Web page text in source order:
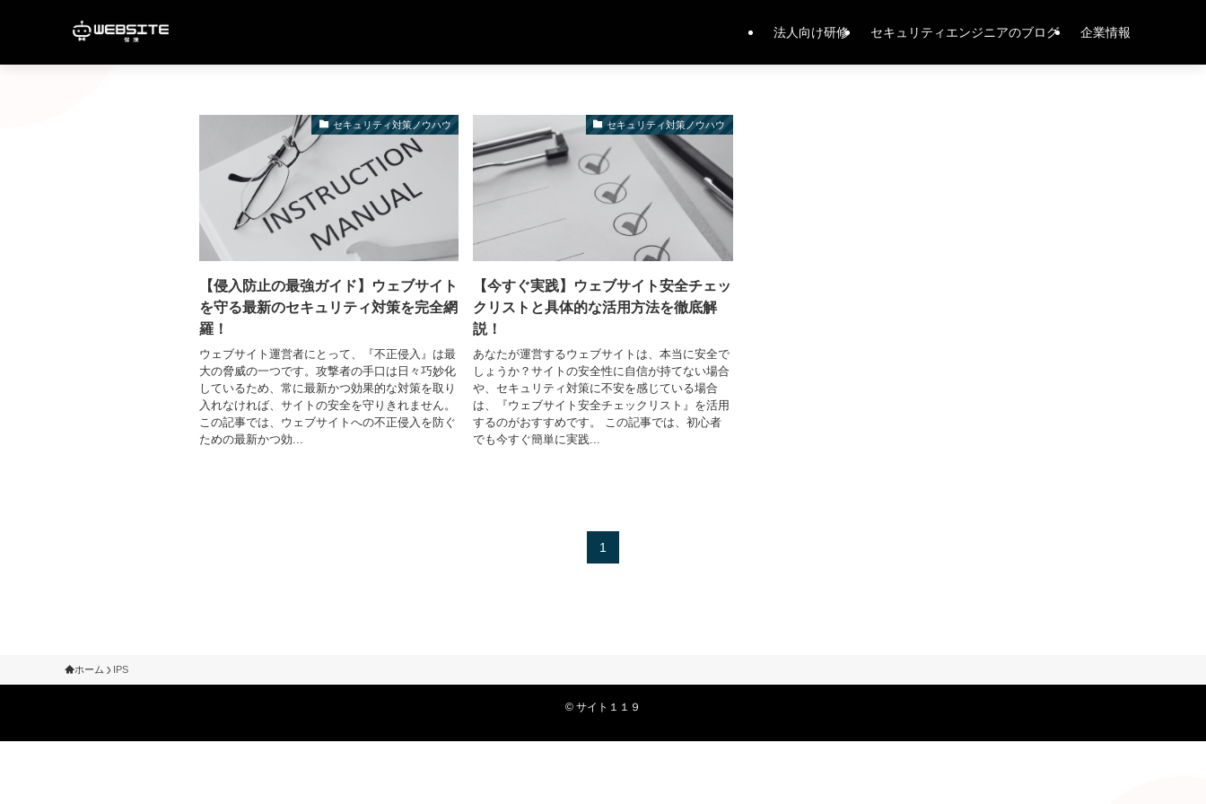
法人向け研修 セキュリティエンジニアのブログ 企業情報
セキュリティ対策ノウハウ
【侵入防止の最強ガイド】ウェブサイト
を守る最新のセキュリティ対策を完全網
羅！
ウェブサイト運営者にとって、『不正侵入』は最
大の脅威の一つです。攻撃者の手口は日々巧妙化
しているため、常に最新かつ効果的な対策を取り
入れなければ、サイトの安全を守りきれません。
この記事では、ウェブサイトへの不正侵入を防ぐ
ための最新かつ効...
セキュリティ対策ノウハウ
【今すぐ実践】ウェブサイト安全チェッ
クリストと具体的な活用方法を徹底解
説！
あなたが運営するウェブサイトは、本当に安全で
しょうか？サイトの安全性に自信が持てない場合
や、セキュリティ対策に不安を感じている場合
は、『ウェブサイト安全チェックリスト』を活用
するのがおすすめです。 この記事では、初心者
でも今すぐ簡単に実践...
1
ホーム IPS
© サイト１１９